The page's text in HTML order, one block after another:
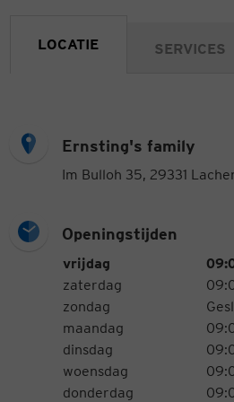
LOCATIE SERVICES
Ernsting's family
Im Bulloh 35, 29331
Openingstijden
Openingstijden
Weekdag
vrijdag
zaterdag
zondag
maandag
dinsdag
woensdag
donderdag